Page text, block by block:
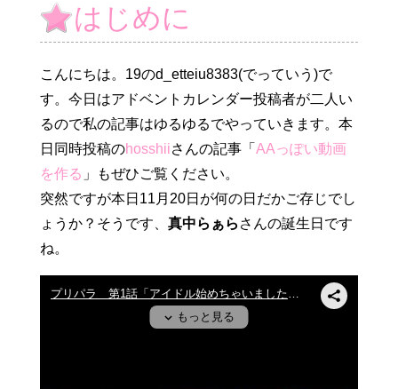
はじめに
こんにちは。19のd_etteiu8383(でっていう)で
す。今日はアドベントカレンダー投稿者が二人い
るので私の記事はゆるゆるでやっていきます。本
日同時投稿のhosshiiさんの記事「 AAっぽい動画
を作る 」もぜひご覧ください。
突然ですが本日11月20日が何の日だかご存じでし
ょうか？そうです、 真中らぁら さんの誕生日です
ね。